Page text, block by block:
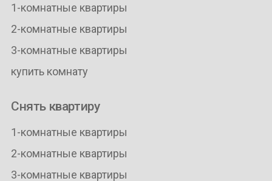
1-комнатные квартиры
2-комнатные квартиры
3-комнатные квартиры
купить комнату
Снять квартиру
1-комнатные квартиры
2-комнатные квартиры
3-комнатные квартиры